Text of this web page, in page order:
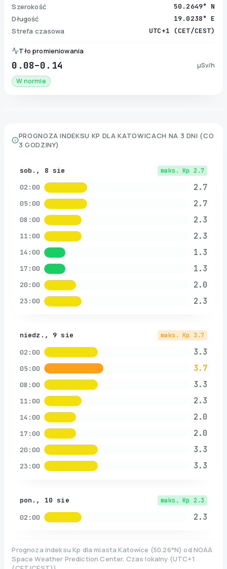
Szerokość
50.2649° N
Długość 19.0238° E
Strefa czasowa UTC+1 (CET/CEST)
Tło promieniowania
0.08–0.14
µSv/h
W normie
PROGNOZA INDEKSU KP DLA KATOWICACH NA 3 DNI (CO
3 GODZINY)
sob., 8 sie maks. Kp 2.7
02:00 2.7
05:00 2.7
08:00 2.3
11:00 2.3
14:00 1.3
17:00 1.3
20:00 2.0
23:00 2.3
niedz., 9 sie maks. Kp 3.7
02:00 3.3
05:00 3.7
08:00 3.3
11:00 2.3
14:00 2.0
17:00 2.0
20:00 3.3
23:00 3.3
pon., 10 sie maks. Kp 2.3
02:00 2.3
Prognoza indeksu Kp dla miasta Katowice (50.26°N)od NOAA
Space Weather Prediction Center. Czas lokalny (UTC+1